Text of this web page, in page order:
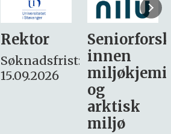
Seniorforsker
innen
miljøkjemi
søker
– fast
Søknadsfrist:
16. august.